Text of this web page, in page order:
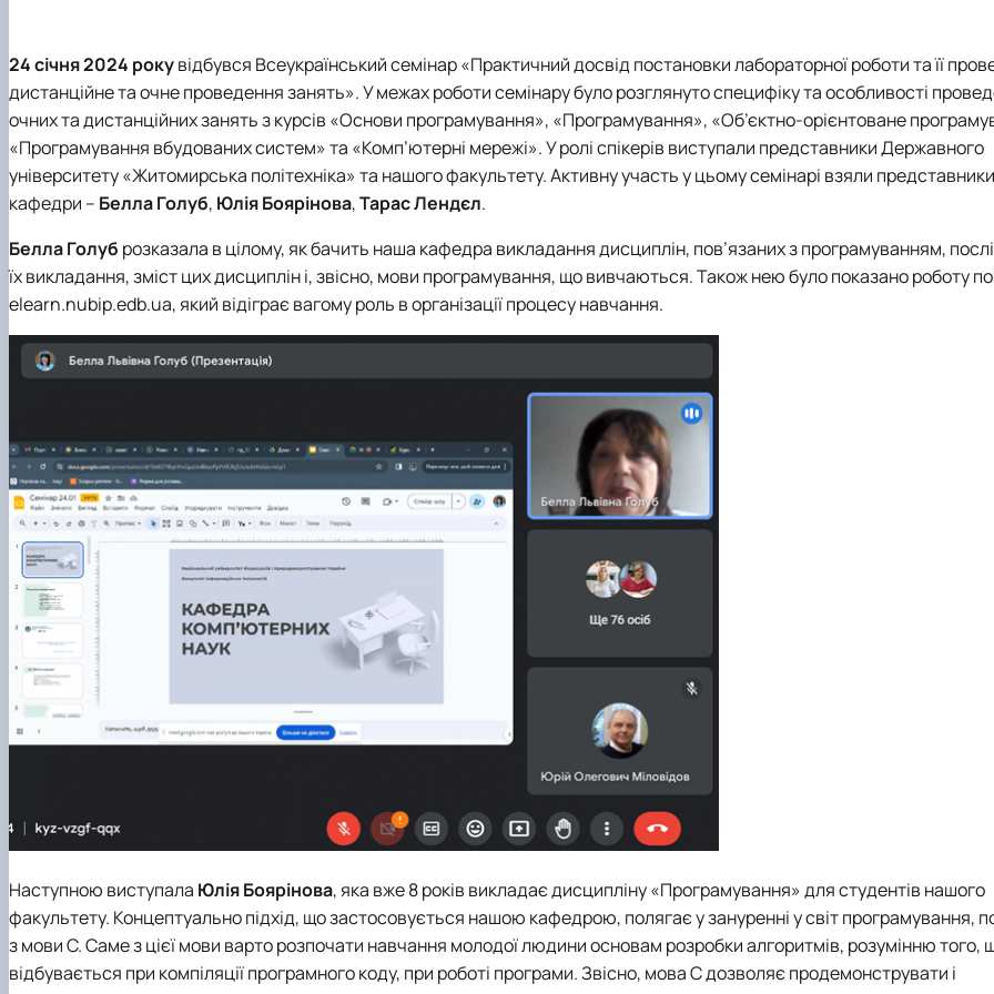
Випускники ІПЗ
Штучний інтелект та робототехніка (магістр)
Інші спеціальності
24 січня 2024 рокувідбувся Всеукраїнський семінар «Практичний досвід постановки лабораторної роботи та її
дистанційне та очне проведення занять». У межах роботи семінару було розглянуто специфіку та особливості
очних та дистанційних занять з курсів «Основи програмування», «Програмування», «Об’єктно-орієнтоване
«Програмування вбудованих систем» та «Комп’ютерні мережі». У ролі спікерів виступали представники Державного
університету «Житомирська політехніка» та нашого факультету. Активну участь у цьому семінарі взяли
кафедри – Белла Голуб, Юлія Боярінова,Тарас Лендєл.
Белла Голуб розказала в цілому, як бачить наша кафедра викладання дисциплін, пов’язаних з програмуванням,
їх викладання, зміст цих дисциплін і, звісно, мови програмування, що вивчаються. Також нею було показано роботу
elearn.nubip.edb.ua, який відіграє вагому роль в організації процесу навчання.
Наступною виступала Юлія Боярінова, яка вже 8 років викладає дисципліну «Програмування» для студентів нашого
факультету. Концептуально підхід, що застосовується нашою кафедрою, полягає у зануренні у світ програмування,
з мови С. Саме з цієї мови варто розпочати навчання молодої людини основам розробки алгоритмів, розумінню того,
відбувається при компіляції програмного коду, при роботі програми. Звісно, мова С дозволяє продемонструвати і